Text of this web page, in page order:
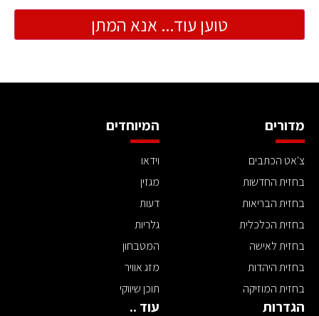
טוען עוד... אנא המתן
מדורים
צ'אט הכתבים
בחזית החדשות
בחזית הבריאות
בחזית הכלכלית
בחזית לאישה
בחזית היהדות
בחזית המוזיקה
המיוחדים
וידאו
מגזין
דעות
גלריות
המטבחון
מזג אוויר
תוכן שיווקי
הגדרות עוד ..